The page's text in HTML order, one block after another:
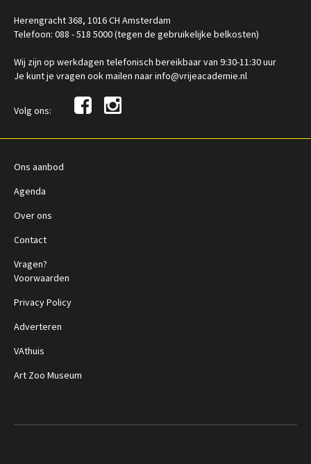
Herengracht 368, 1016 CH Amsterdam
Telefoon: 088 - 518 5000 (tegen de gebruikelijke belkosten)
Wij zijn op werkdagen telefonisch bereikbaar van 9:30-11:30 uur
Je kunt je vragen ook mailen naar info@vrijeacademie.nl
Volg ons:
Ons aanbod
Agenda
Over ons
Contact
Vragen?
Voorwaarden
Privacy Policy
Adverteren
VAthuis
Art Zoo Museum